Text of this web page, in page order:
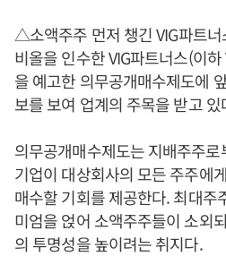
△소액주주 먼저 챙긴 VIG파트너
비올을 인수한 VIG파트너스(이
을 예고한 의무공개매수제도에
보를 보여 업계의 주목을 받고 있
의무공개매수제도는 지배주주
기업이 대상회사의 모든 주주에
매수할 기회를 제공한다. 최대주
미엄을 얹어 소액주주들이 소외
의 투명성을 높이려는 취지다.